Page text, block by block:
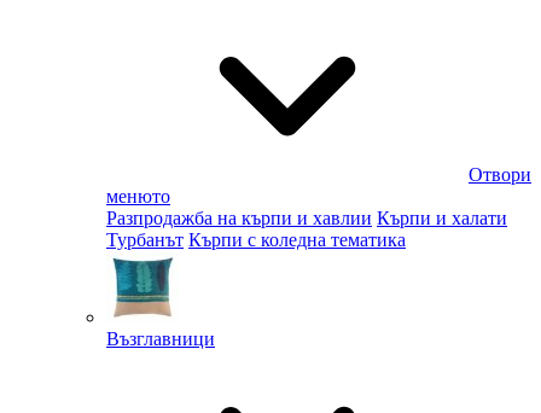
Отвори
менюто
Разпродажба на кърпи и хавлии Кърпи и халати
Турбанът Кърпи с коледна тематика
Възглавници